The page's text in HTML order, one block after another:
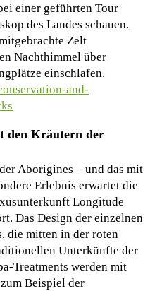
einer geführten Tour
des Landes schauen.
Zelt
Nachthimmel über
einschlafen.
and-
den Kräutern der
Aborigines – und das mit
Erlebnis erwartet die
Longitude
Das Design der einzelnen
die mitten in der roten
Unterkünfte der
Treatments werden mit
Beispiel der